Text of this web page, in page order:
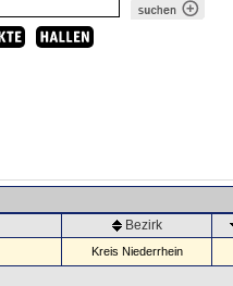
Bezirk
Kreis Niederrhein